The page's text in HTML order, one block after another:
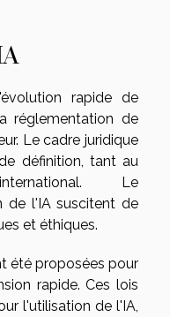
rapide de
réglementation de
Le cadre juridique
définition, tant au
Le
de l'IA suscitent de
et éthiques.
été proposées pour
rapide. Ces lois
l'utilisation de l'IA,